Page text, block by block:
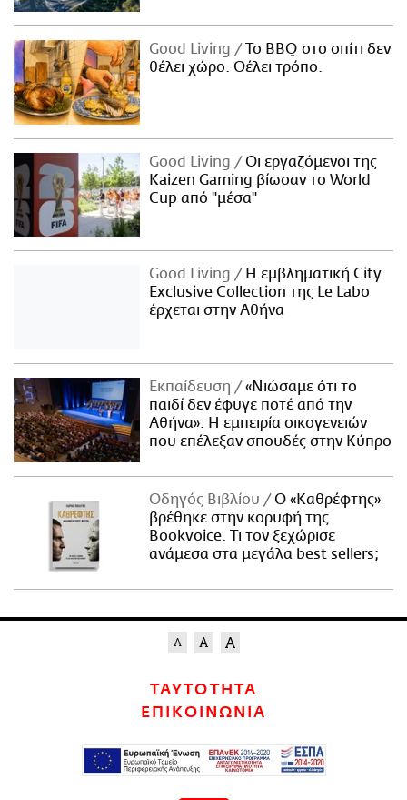
Good Living
Το BBQ στο σπίτι δεν
θέλει χώρο. Θέλει τρόπο.
Good Living
Οι εργαζόμενοι της
Kaizen Gaming βίωσαν το World
Cup από "μέσα"
Good Living
Η εμβληματική City
Exclusive Collection της Le Labo
έρχεται στην Αθήνα
Εκπαίδευση
«Νιώσαμε ότι το
παιδί δεν έφυγε ποτέ από την
Αθήνα»: Η εμπειρία οικογενειών
που επέλεξαν σπουδές στην Κύπρο
Οδηγός Βιβλίου
Ο «Καθρέφτης»
βρέθηκε στην κορυφή της
Bookvoice. Τι τον ξεχώρισε
ανάμεσα στα μεγάλα best sellers;
ΤΑΥΤΟΤΗΤΑ
ΕΠΙΚΟΙΝΩΝΙΑ